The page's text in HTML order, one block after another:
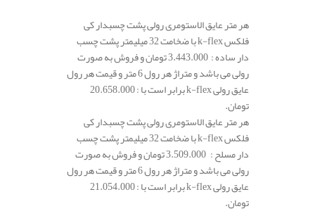
هر متر عایق الاستومری رولی پشت چسبدار کی
فلکس k-flex با ضخامت 32 میلیمتر پشت چسب
دار ساده : 3.443.000 تومان و فروش به صورت
رولی می باشد و متراژ هر رول 6 متر و قیمت هر رول
عایق رولی k-flex برابر است با : 20.658.000
تومان.
هر متر عایق الاستومری رولی پشت چسبدار کی
فلکس k-flex با ضخامت 32 میلیمتر پشت چسب
دار مسلح : 3.509.000 تومان و فروش به صورت
رولی می باشد و متراژ هر رول 6 متر و قیمت هر رول
عایق رولی k-flex برابر است با : 21.054.000
تومان.